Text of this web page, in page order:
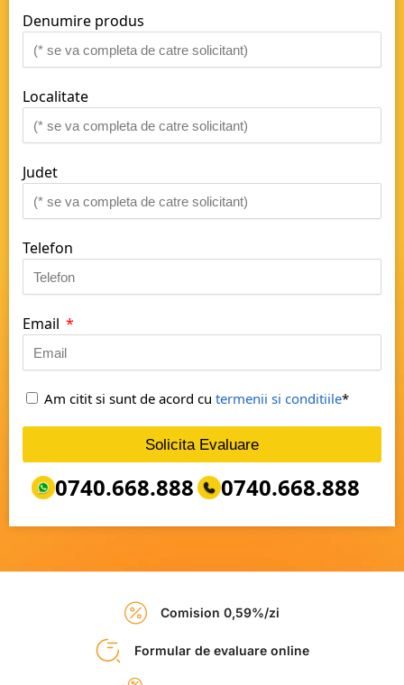
Denumire produs
Localitate
Judet
Telefon
Email
Am citit si sunt de acord cu termenii si conditiile*
Solicita Evaluare
0740.668.888 0740.668.888
Comision 0,59%/zi
Formular de evaluare online